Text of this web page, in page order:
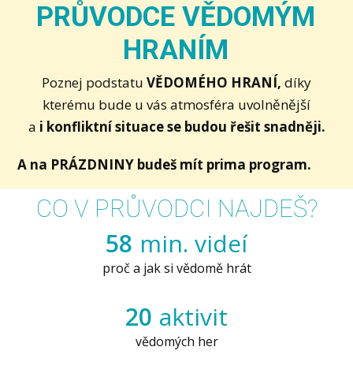
PRŮVODCE VĚDOMÝM
HRANÍM
Poznej podstatu VĚDOMÉHO HRANÍ, díky
kterému bude u vás atmosféra uvolněnější
a i konfliktní situace se budou řešit snadněji.
A na PRÁZDNINY budeš mít prima program.
CO V PRŮVODCI NAJDEŠ?
58 min. videí
proč a jak si vědomě hrát
20 aktivit
vědomých her